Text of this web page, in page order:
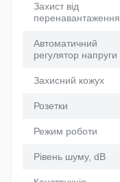
Захист від
перенавантаження
Автоматичний
регулятор напруги
Захисний кожух
Розетки
Режим роботи
Рівень шуму, dB